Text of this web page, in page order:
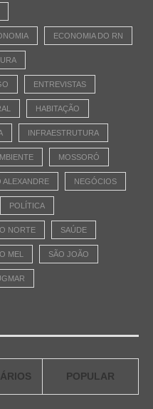
ECONOMIA DO RN
ENTREVISTAS
HABITAÇÃO
INFRAESTRUTURA
MOSSORÓ
ALEXANDRE NEGÓCIOS
POLÍTICA
NORTE SAÚDE
MEL SÃO JOÃO
POPULAR